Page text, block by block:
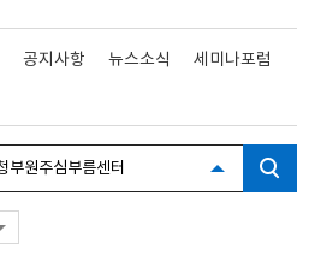
공지사항 뉴스소식
세미나포럼